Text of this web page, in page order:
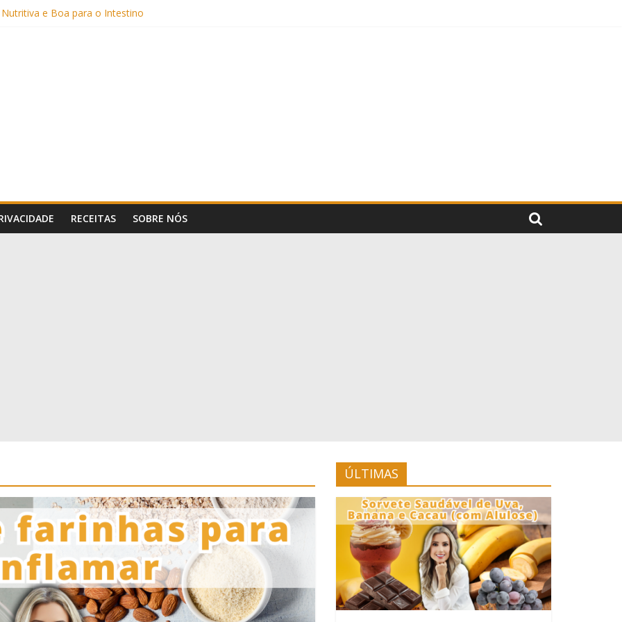
Açúcar e com Leite Vegetal)
Alulose)
(Sem Forno, Fácil e Fofinho)
Uma Receita Prática e Deliciosa
RECEITAS SOBRE NÓS
ÚLTIMAS